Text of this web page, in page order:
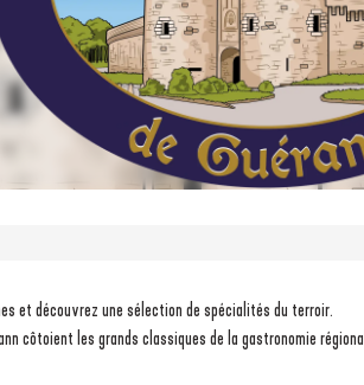
et découvrez une sélection de spécialités du terroir.